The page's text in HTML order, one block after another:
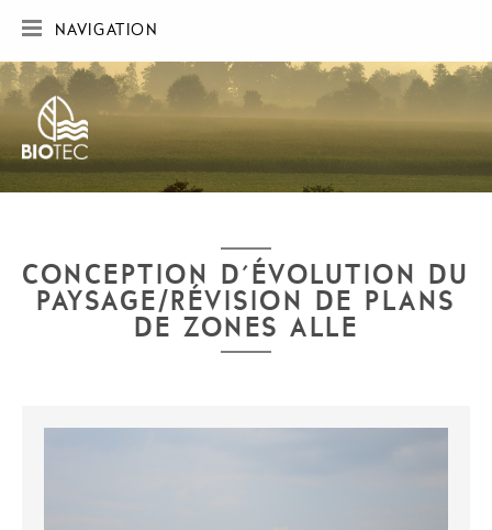
NAVIGATION
ACCUEIL
RÉALISATIONS
CARTE DES RÉALISATIONS
CONTACT
CONCEPTION D'ÉVOLUTION DU
PAYSAGE/RÉVISION DE PLANS
DE ZONES ALLE